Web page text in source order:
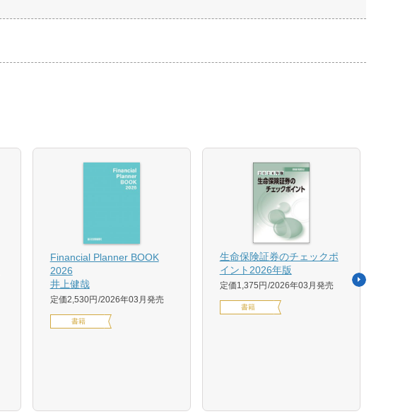
Financial Planner BOOK
2026
井上健哉
定価2,530円 2026年03月発売
書籍
生命保険証券のチェックポ
イント2026年版
定価1,375円 2026年03月発売
書籍